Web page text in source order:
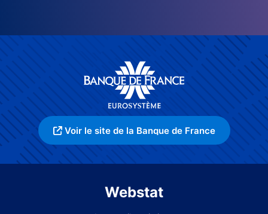
Voir le site de la Banque de France
Webstat